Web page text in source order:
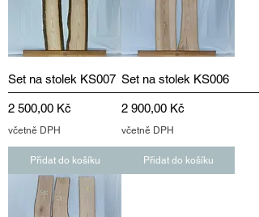
Set na stolek KS007
Cena
2 500,00 Kč
včetně DPH
Přidat do košíku
Set na stolek KS006
Cena
2 900,00 Kč
včetně DPH
Přidat do košíku